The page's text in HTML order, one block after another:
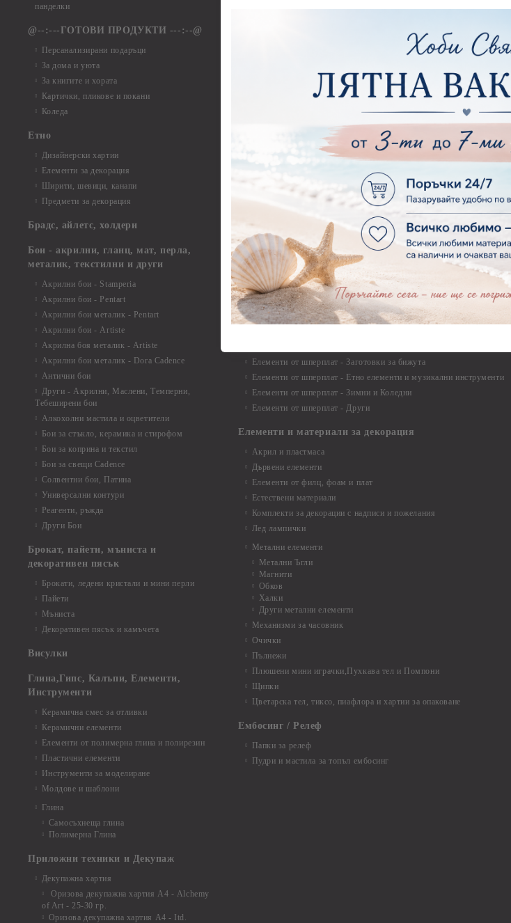
панделки
@--:---ГОТОВИ ПРОДУКТИ ---:--@
Персанализирани подаръци
За дома и уюта
За книгите и хората
Картички, пликове и покани
Коледа
Етно
Дизайнерски хартии
Елементи за декорация
Ширити, шевици, канапи
Предмети за декорация
Брадс, айлетс, холдери
Бои - акрилни, гланц, мат, перла,
металик, текстилни и други
Акрилни бои - Stamperia
Акрилни бои - Pentart
Акрилни бои металик - Pentart
Акрилни бои - Artiste
Акрилна боя металик - Artiste
Акрилни бои металик - Dora Cadence
Антични бои
Други - Акрилни, Маслени, Темперни,
Тебеширени бои
Алкохолни мастила и оцветители
Бои за стъкло, керамика и стирофом
Бои за коприна и текстил
Бои за свещи Cadence
Солвентни бои, Патина
Универсални контури
Реагенти, ръжда
Други Бои
Брокат, пайети, мъниста и
декоративен пясък
Брокати, ледени кристали и мини перли
Пайети
Мъниста
Декоративен пясък и камъчета
Висулки
Глина,Гипс, Калъпи, Елементи,
Инструменти
Керамична смес за отливки
Керамични елементи
Елементи от полимерна глина и полирезин
Пластични елементи
Инструменти за моделиране
Молдове и шаблони
Глина
Самосъхнеща глина
Полимерна Глина
Приложни техники и Декупаж
Декупажна хартия
Оризова декупажна хартия А4 - Alchemy
of Art - 25-30 гр.
Оризова декупажна хартия А4 - Itd.
Елементи от бирен картон - Надписи на български
Елементи от бирен картон - Ъгли и орнаменти
Елементи от бирен картон - Сватба
Елементи от бирен картон - Училище, Дипломиране и Завършване
Елементи от бирен картон - Бебшки и Детски елементи
Елементи от бирен картон - Цветя и Животни
Елементи от бирен картон - Стиймпънк и Мъжки елементи
Елементи от бирен картон - Пътешестия - море, планина ,транспорт
Елементи от бирен картон - Други
Елементи от бирен картон - За миниатюри, дълбоки рамки, бебешки
съкровища и екслоадиращи кутии
Елементи от бирен картон - Коледа и Зима
Елементи от бирен картон - Тематични комплекти
Елементи от бирен картон - Шейкър заготовки от бирен картон за
3D картички, албуми, ръчно израбоени проекти
Елементи от шперплат
Елементи от шперплат - Заготовки за бижута
Елементи от шперплат - Етно елементи и музикални инструменти
Елементи от шперплат - Зимни и Коледни
Елементи от шперплат - Други
Елементи и материали за декорация
Акрил и пластмаса
Дървени елементи
Елементи от филц, фоам и плат
Естествени материали
Комплекти за декорации с надписи и пожелания
Лед лампички
Метални елементи
Метални Ъгли
Магнити
Обков
Халки
Други метални елементи
Механизми за часовник
Очички
Пълнежи
Плюшени мини играчки,Пухкава тел и Помпони
Щипки
Цветарска тел, тиксо, пиафлора и хартии за опаковане
Ембосинг / Релеф
Папки за релеф
Пудри и мастила за топъл ембосинг